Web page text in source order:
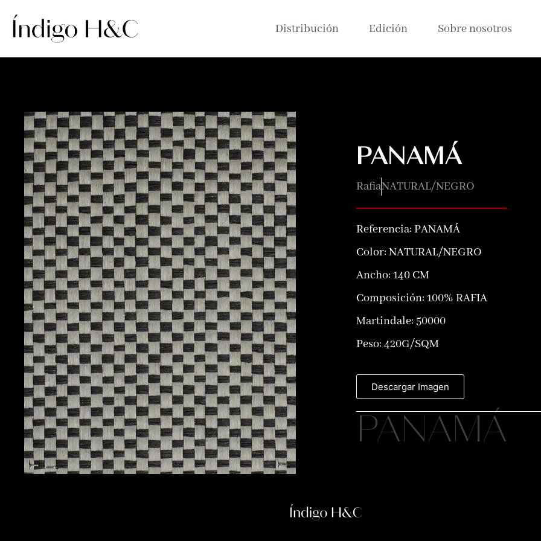
Distribución Edición Sobre nosotros
PANAMÁ
RafiaNATURAL/NEGRO
Referencia: PANAMÁ
Color: NATURAL/NEGRO
Ancho: 140 CM
Composición: 100% RAFIA
Martindale: 50000
Peso: 420G/SQM
Descargar Imagen
PANAMÁ